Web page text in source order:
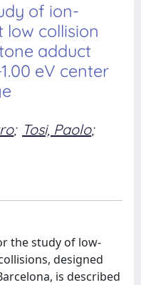
of ion-
low collision
adduct
eV center
; Tosi, Paolo;
the study of low-
designed
is described